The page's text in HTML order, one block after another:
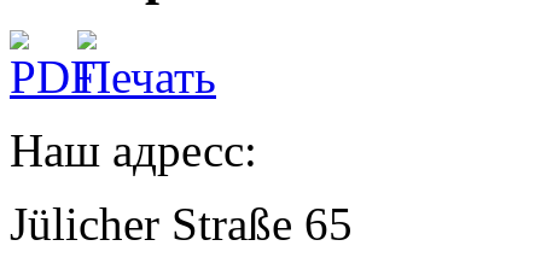
Наш адресс:
Jülicher Straße 65